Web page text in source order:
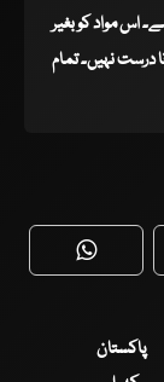
اس مواد کو بغیر
درست نہیں۔ تمام
پاکستان